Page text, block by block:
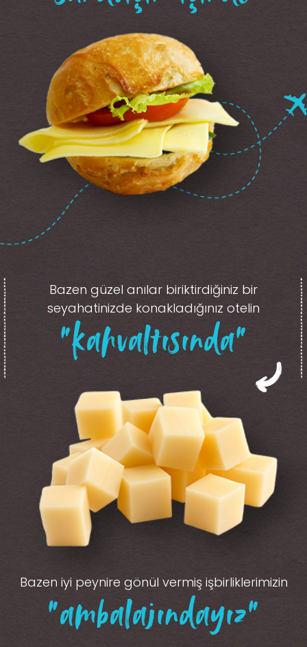
Bazen güzel anılar biriktirdiğiniz bir
seyahatinizde konakladığınız otelin
“kahvaltısında”
Bazen iyi peynire gönül vermiş işbirliklerimizin
“ambalajındayız”